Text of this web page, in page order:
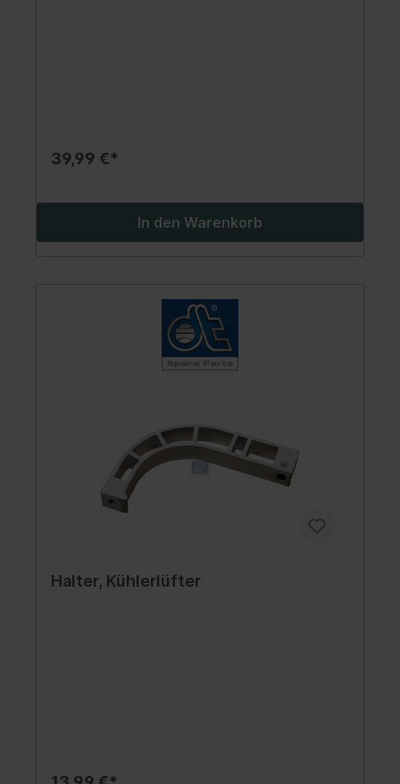
39,99 €*
In den Warenkorb
Halter, Kühlerlüfter